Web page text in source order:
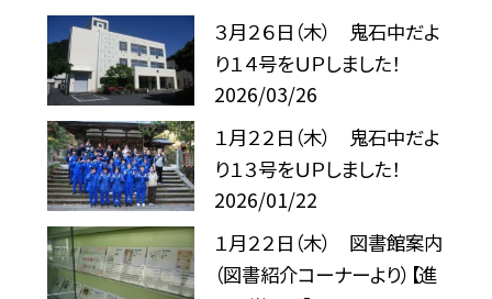
３月２６日（木） 鬼石中だよ
り１４号をＵＰしました！
2026/03/26
１月２２日（木） 鬼石中だよ
り１３号をＵＰしました！
2026/01/22
１月２２日（木） 図書館案内
（図書紹介コーナーより）【進